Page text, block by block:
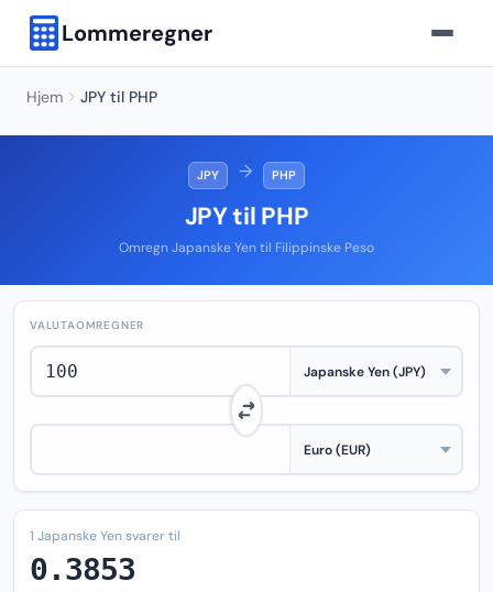
Lommeregner
Hjem JPY til PHP
JPY → PHP
JPY til PHP
Omregn Japanske Yen til Filippinske Peso
VALUTAOMREGNER
1 Japanske Yen svarer til
0.3853